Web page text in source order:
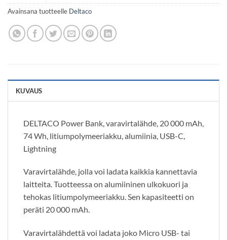
Avainsana tuotteelle Deltaco
KUVAUS
DELTACO Power Bank, varavirtalähde, 20 000 mAh,
74 Wh, litiumpolymeeriakku, alumiinia, USB-C,
Lightning
Varavirtalähde, jolla voi ladata kaikkia kannettavia
laitteita. Tuotteessa on alumiininen ulkokuori ja
tehokas litiumpolymeeriakku. Sen kapasiteetti on
peräti 20 000 mAh.
Varavirtalähdettä voi ladata joko Micro USB- tai